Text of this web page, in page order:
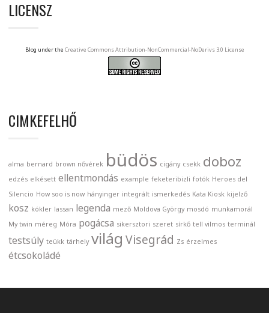
LICENSZ
Blog under the Creative Commons Attribution-NonCommercial-NoDerivs 3.0 License
CIMKEFELHŐ
alma bernard brown nővérek büdös cigány csekk doboz
edzés elkésett ellentmondás example feketeribizli fotók Heroes del
Silencio How soo is now hányinger integrált ismerkedés Kata Kiosk kijelző
kosz kókler lassan legenda mező Moldova György mosdó munkamorál
My twin méreg Móra pogácsa sikersztori szeret sírkő tell vilmos terminál
testsúly teükk tárhely világ Visegrád Zs érzelmes
étcsokoládé